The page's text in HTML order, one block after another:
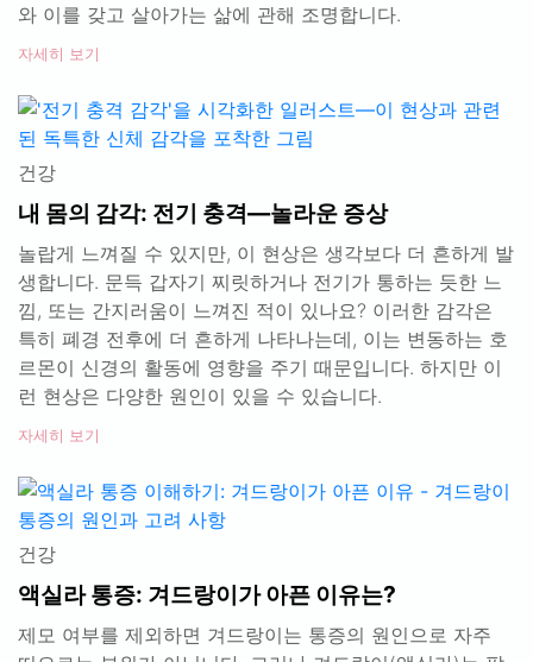
와 이를 갖고 살아가는 삶에 관해 조명합니다.
자세히 보기
건강
내 몸의 감각: 전기 충격—놀라운 증상
놀랍게 느껴질 수 있지만, 이 현상은 생각보다 더 흔하게 발
생합니다. 문득 갑자기 찌릿하거나 전기가 통하는 듯한 느
낌, 또는 간지러움이 느껴진 적이 있나요? 이러한 감각은
특히 폐경 전후에 더 흔하게 나타나는데, 이는 변동하는 호
르몬이 신경의 활동에 영향을 주기 때문입니다. 하지만 이
런 현상은 다양한 원인이 있을 수 있습니다.
자세히 보기
건강
액실라 통증: 겨드랑이가 아픈 이유는?
제모 여부를 제외하면 겨드랑이는 통증의 원인으로 자주